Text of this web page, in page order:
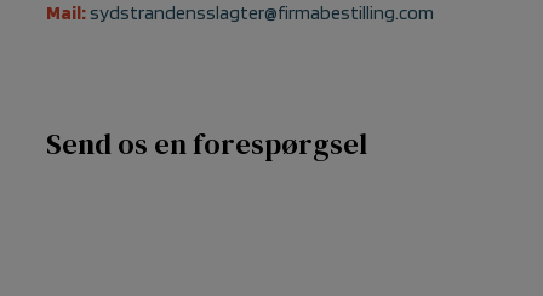
Mail: sydstrandensslagter@firmabestilling.com
Send os en forespørgsel